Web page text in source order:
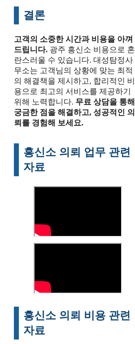
결론
고객의 소중한 시간과 비용을 아껴
드립니다. 광주 흥신소 비용으로 혼
란스러울 수 있습니다. 대성탐정사
무소는 고객님의 상황에 맞는 최적
의 해결책을 제시하고, 합리적인 비
용으로 최고의 서비스를 제공하기
위해 노력합니다. 무료 상담을 통해
궁금한 점을 해결하고, 성공적인 의
뢰를 경험해 보세요.
흥신소 의뢰 업무 관련
자료
흥신소 의뢰 비용 관련
자료